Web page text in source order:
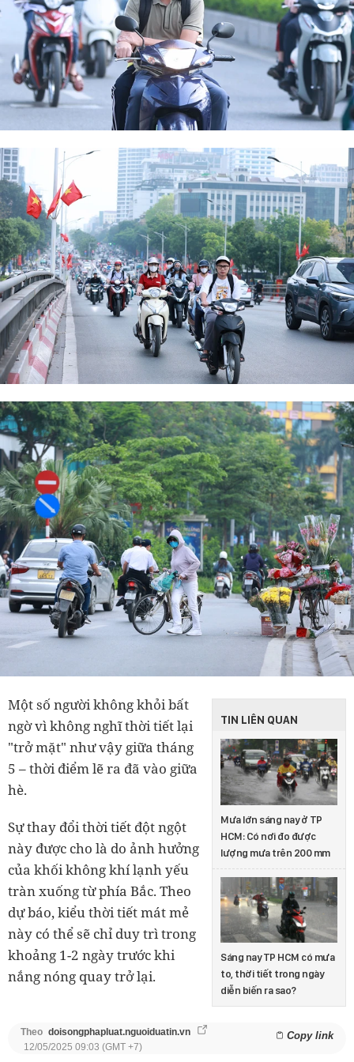
TIN LIÊN QUAN
Mưa lớn sáng nay ở TP
HCM: Có nơi đo được
lượng mưa trên 200 mm
Sáng nay TP HCM có mưa
to, thời tiết trong ngày
diễn biến ra sao?
Một số người không khỏi bất
ngờ vì không nghĩ thời tiết lại
"trở mặt" như vậy giữa tháng
5 – thời điểm lẽ ra đã vào giữa
hè.
Sự thay đổi thời tiết đột ngột
này được cho là do ảnh hưởng
của khối không khí lạnh yếu
tràn xuống từ phía Bắc. Theo
dự báo, kiểu thời tiết mát mẻ
này có thể sẽ chỉ duy trì trong
khoảng 1-2 ngày trước khi
nắng nóng quay trở lại.
Theo doisongphapluat.nguoiduatin.vn Copy link
12/05/2025 09:03 (GMT +7)